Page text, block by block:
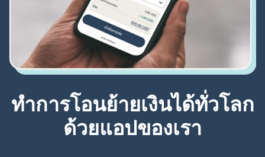
ทำการโอนย้ายเงินได้ทั่วโลก
ด้วยแอปของเรา